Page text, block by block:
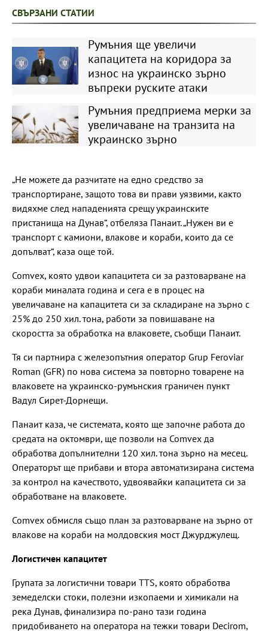
СВЪРЗАНИ СТАТИИ
Румъния ще увеличи
капацитета на коридора за
износ на украинско зърно
въпреки руските атаки
Румъния предприема мерки за
увеличаване на транзита на
украинско зърно
„Не можете да разчитате на едно средство за
транспортиране, защото това ви прави уязвими, както
видяхме след нападенията срещу украинските
пристанища на Дунав“, отбеляза Панаит. „Нужен ви е
транспорт с камиони, влакове и кораби, които да се
допълват“, каза още той.
Comvex, която удвои капацитета си за разтоварване на
кораби миналата година и сега е в процес на
увеличаване на капацитета си за складиране на зърно с
25% до 250 хил. тона, работи за повишаване на
скоростта за обработка на влаковете, съобщи Панаит.
Тя си партнира с железопътния оператор Grup Feroviar
Roman (GFR) по нова система за повторно товарене на
влаковете на украинско-румънския граничен пункт
Вадул Сирет-Дорнещи.
Панаит каза, че системата, която ще започне работа до
средата на октомври, ще позволи на Comvex да
обработва допълнителни 120 хил. тона зърно на месец.
Операторът ще прибави и втора автоматизирана система
за контрол на качеството, удвоявайки капацитета си за
обработване на влаковете.
Comvex обмисля също план за разтоварване на зърно от
влакове на кораби на молдовския мост Джурджулещ.
Логистичен капацитет
Групата за логистични товари TTS, която обработва
земеделски стоки, полезни изкопаеми и химикали на
река Дунав, финализира по-рано тази година
придобиването на оператора на тежки товари Decirom,